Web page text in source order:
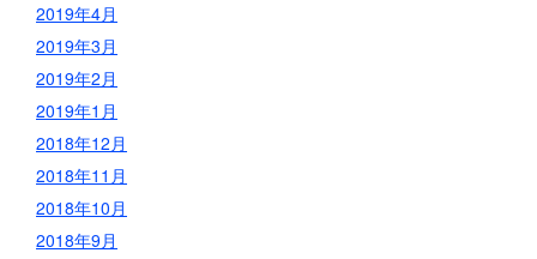
2019年4月
2019年3月
2019年2月
2019年1月
2018年12月
2018年11月
2018年10月
2018年9月